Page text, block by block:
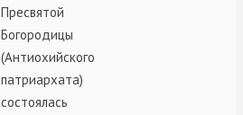
Пресвятой
Богородицы
(Антиохийского
патриархата)
состоялась